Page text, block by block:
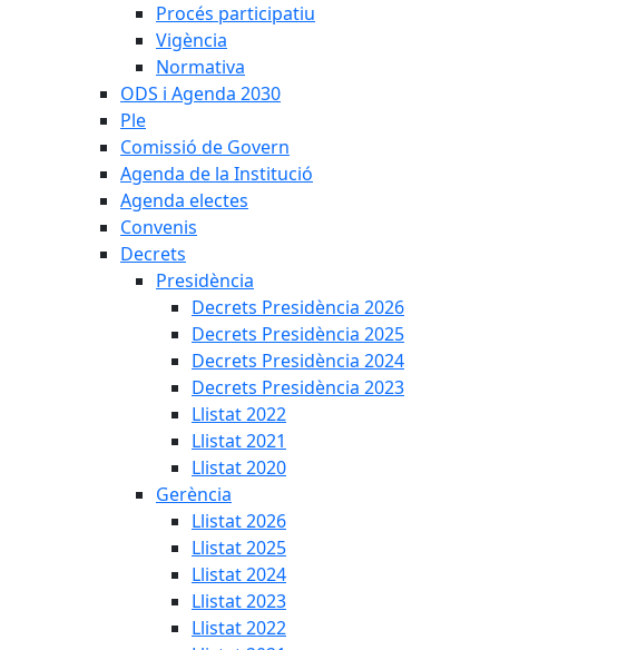
Procés participatiu
Vigència
Normativa
ODS i Agenda 2030
Ple
Comissió de Govern
Agenda de la Institució
Agenda electes
Convenis
Decrets
Presidència
Decrets Presidència 2026
Decrets Presidència 2025
Decrets Presidència 2024
Decrets Presidència 2023
Llistat 2022
Llistat 2021
Llistat 2020
Gerència
Llistat 2026
Llistat 2025
Llistat 2024
Llistat 2023
Llistat 2022